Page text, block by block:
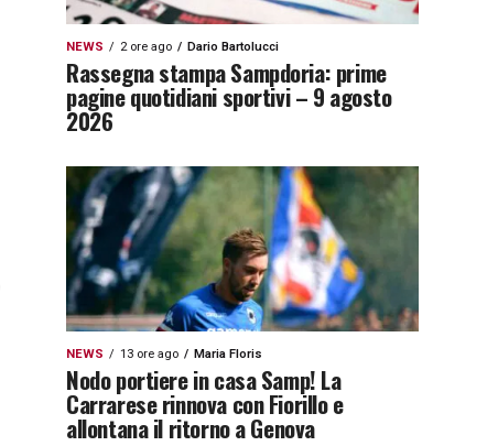
NEWS 2 ore ago Dario Bartolucci
Rassegna stampa Sampdoria: prime
pagine quotidiani sportivi – 9 agosto
2026
NEWS 13 ore ago Maria Floris
Nodo portiere in casa Samp! La
Carrarese rinnova con Fiorillo e
allontana il ritorno a Genova